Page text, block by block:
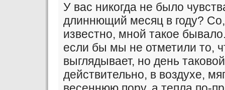
У вас никогда не было
длиннющий месяц в году?
известно, мной такое
если бы мы не отметили то,
выглядывает, но день
действительно, в воздухе,